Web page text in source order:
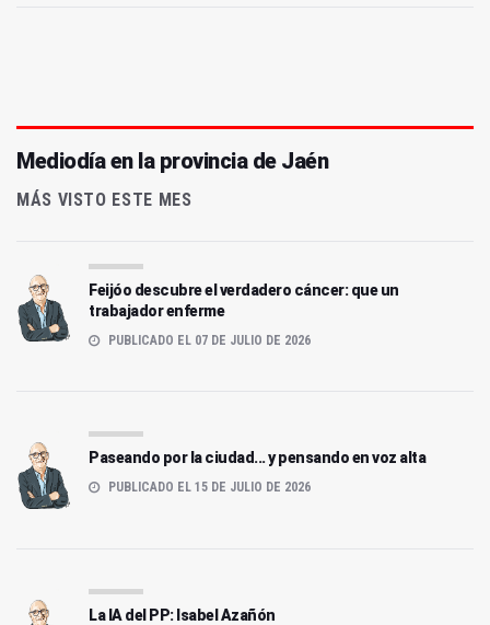
Mediodía en la provincia de Jaén
MÁS VISTO ESTE MES
Feijóo descubre el verdadero cáncer: que un
trabajador enferme
PUBLICADO EL 07 DE JULIO DE 2026
Paseando por la ciudad... y pensando en voz alta
PUBLICADO EL 15 DE JULIO DE 2026
La IA del PP: Isabel Azañón